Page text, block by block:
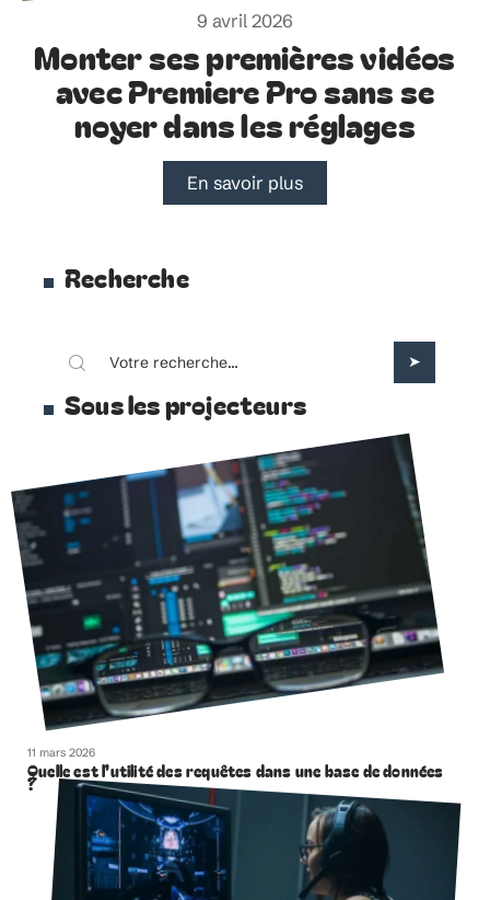
9 avril 2026
Monter ses premières vidéos
avec Premiere Pro sans se
noyer dans les réglages
En savoir plus
Recherche
Sous les projecteurs
11 mars 2026
Quelle est l’utilité des requêtes dans une base de données
?